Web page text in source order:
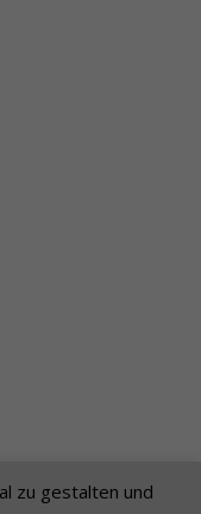
zu gestalten und